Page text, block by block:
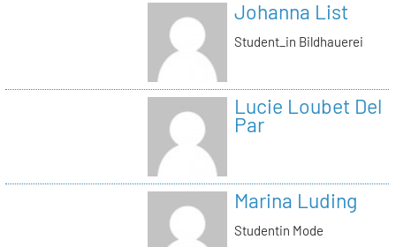
Johanna List
Student_in Bildhauerei
Lucie Loubet Del
Par
Marina Luding
Studentin Mode